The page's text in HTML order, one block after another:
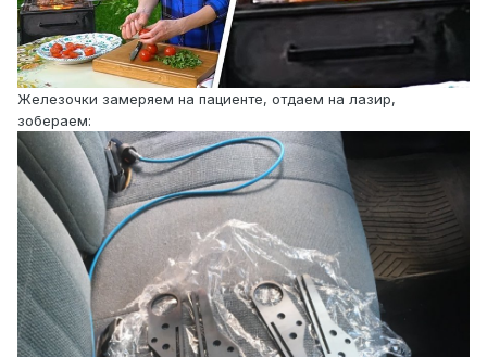
Железочки замеряем на пациенте, отдаем на лазир,
зобераем: